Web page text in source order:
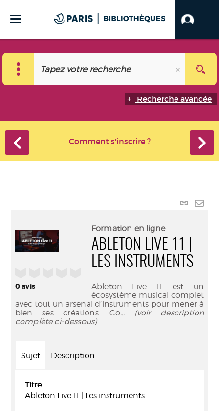
Recherche avancée
Comment s'inscrire ?
Lien
0avis
Formation en ligne
ABLETON LIVE 11 |
LES INSTRUMENTS
Ableton Live 11 est un
écosystème musical complet
avec tout un arsenal d’instruments pour mener à
bien ses créations. Co... (voir description
complète ci-dessous)
Sujet Description
Titre
Ableton Live 11 | Les instruments